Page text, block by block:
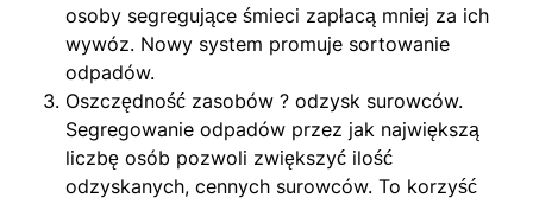
osoby segregujące śmieci zapłacą mniej za ich
wywóz. Nowy system promuje sortowanie
odpadów.
Oszczędność zasobów ? odzysk surowców.
Segregowanie odpadów przez jak największą
liczbę osób pozwoli zwiększyć ilość
odzyskanych, cennych surowców. To korzyść